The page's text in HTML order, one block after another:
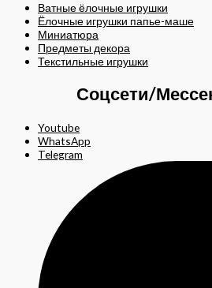
Ватные ёлочные игрушки
Ёлочные игрушки папье-маше
Миниатюра
Предметы декора
Текстильные игрушки
Соцсети/
Youtube
WhatsApp
Telegram